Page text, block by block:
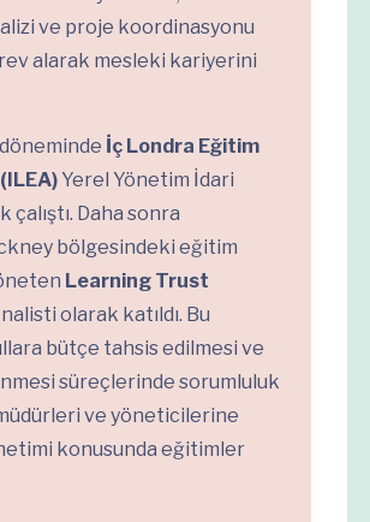
ve proje koordinasyonu
alarak mesleki kariyerini
İç Londra Eğitim
Yerel Yönetim İdari
çalıştı. Daha sonra
bölgesindeki eğitim
Learning Trust
olarak katıldı. Bu
bütçe tahsis edilmesi ve
süreçlerinde sorumluluk
ve yöneticilerine
konusunda eğitimler